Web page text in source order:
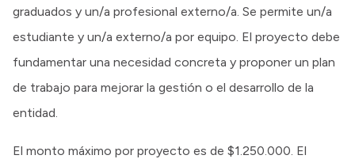
graduados y un/a profesional externo/a. Se permite un/a
estudiante y un/a externo/a por equipo. El proyecto debe
fundamentar una necesidad concreta y proponer un plan
de trabajo para mejorar la gestión o el desarrollo de la
entidad.
El monto máximo por proyecto es de $1.250.000. El